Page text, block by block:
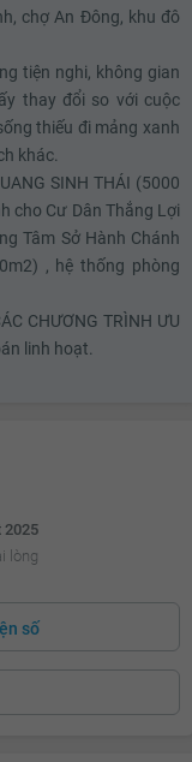
chợ An Đông, khu đô
tiện nghi, không gian
thay đổi so với cuộc
thiếu đi mảng xanh
khác.
SINH THÁI (5000
cho Cư Dân Thắng Lợi
Tâm Sở Hành Chánh
, hệ thống phòng
CHƯƠNG TRÌNH ƯU
linh hoạt.
2025
lòng
số